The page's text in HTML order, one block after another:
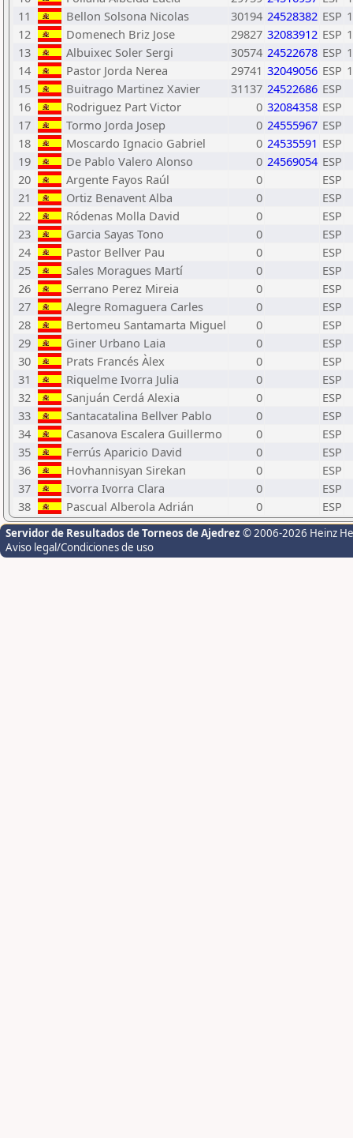
11
Bellon Solsona Nicolas 30194 24528382 ESP
12
Domenech Briz Jose 29827 32083912 ESP
13
Albuixec Soler Sergi 30574 24522678 ESP
14
Pastor Jorda Nerea 29741 32049056 ESP
15
Buitrago Martinez Xavier 31137 24522686 ESP
16
Rodriguez Part Victor 0 32084358 ESP
17
Tormo Jorda Josep 0 24555967 ESP
18
Moscardo Ignacio Gabriel 0 24535591 ESP
19
De Pablo Valero Alonso 0 24569054 ESP
20
Argente Fayos Raúl 0
ESP
21
Ortiz Benavent Alba 0
ESP
22
Ródenas Molla David 0
ESP
23
Garcia Sayas Tono 0
ESP
24
Pastor Bellver Pau 0
ESP
25
Sales Moragues Martí 0
ESP
26
Serrano Perez Mireia 0
ESP
27
Alegre Romaguera Carles 0
ESP
28
Bertomeu Santamarta Miguel 0
ESP
29
Giner Urbano Laia 0
ESP
30
Prats Francés Àlex 0
ESP
31
Riquelme Ivorra Julia 0
ESP
32
Sanjuán Cerdá Alexia 0
ESP
33
Santacatalina Bellver Pablo 0
ESP
34
Casanova Escalera Guillermo 0
ESP
35
Ferrús Aparicio David 0
ESP
36
Hovhannisyan Sirekan 0
ESP
37
Ivorra Ivorra Clara 0
ESP
38
Pascual Alberola Adrián 0 ESP
Servidor de Resultados de Torneos de Ajedrez © 2006-2026 Heinz
Aviso legal/Condiciones de uso